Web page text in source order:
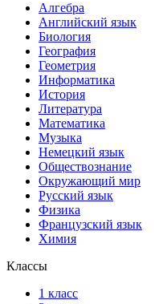
Алгебра
Английский язык
Биология
География
Геометрия
Информатика
История
Литература
Математика
Музыка
Немецкий язык
Обществознание
Окружающий мир
Русский язык
Физика
Французский язык
Химия
Классы
1 класс